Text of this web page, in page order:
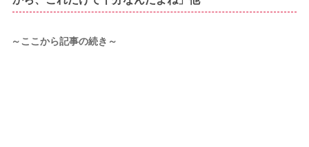
～ここから記事の続き～